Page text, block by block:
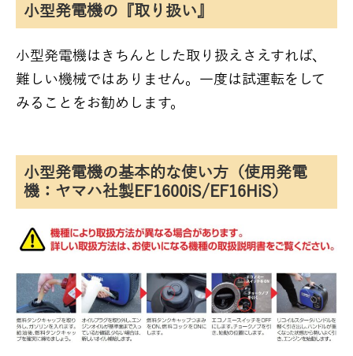
小型発電機の『取り扱い』
小型発電機はきちんとした取り扱えさえすれば、
難しい機械ではありません。一度は試運転をして
みることをお勧めします。
小型発電機の基本的な使い方（使用発電
機：ヤマハ社製EF1600iS/EF16HiS）